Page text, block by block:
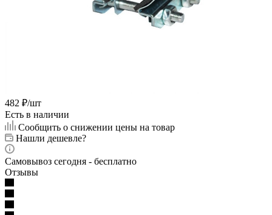
482 ₽/шт
Есть в наличии
Сообщить о снижении цены на товар
Нашли дешевле?
Самовывоз сегодня - бесплатно
Отзывы